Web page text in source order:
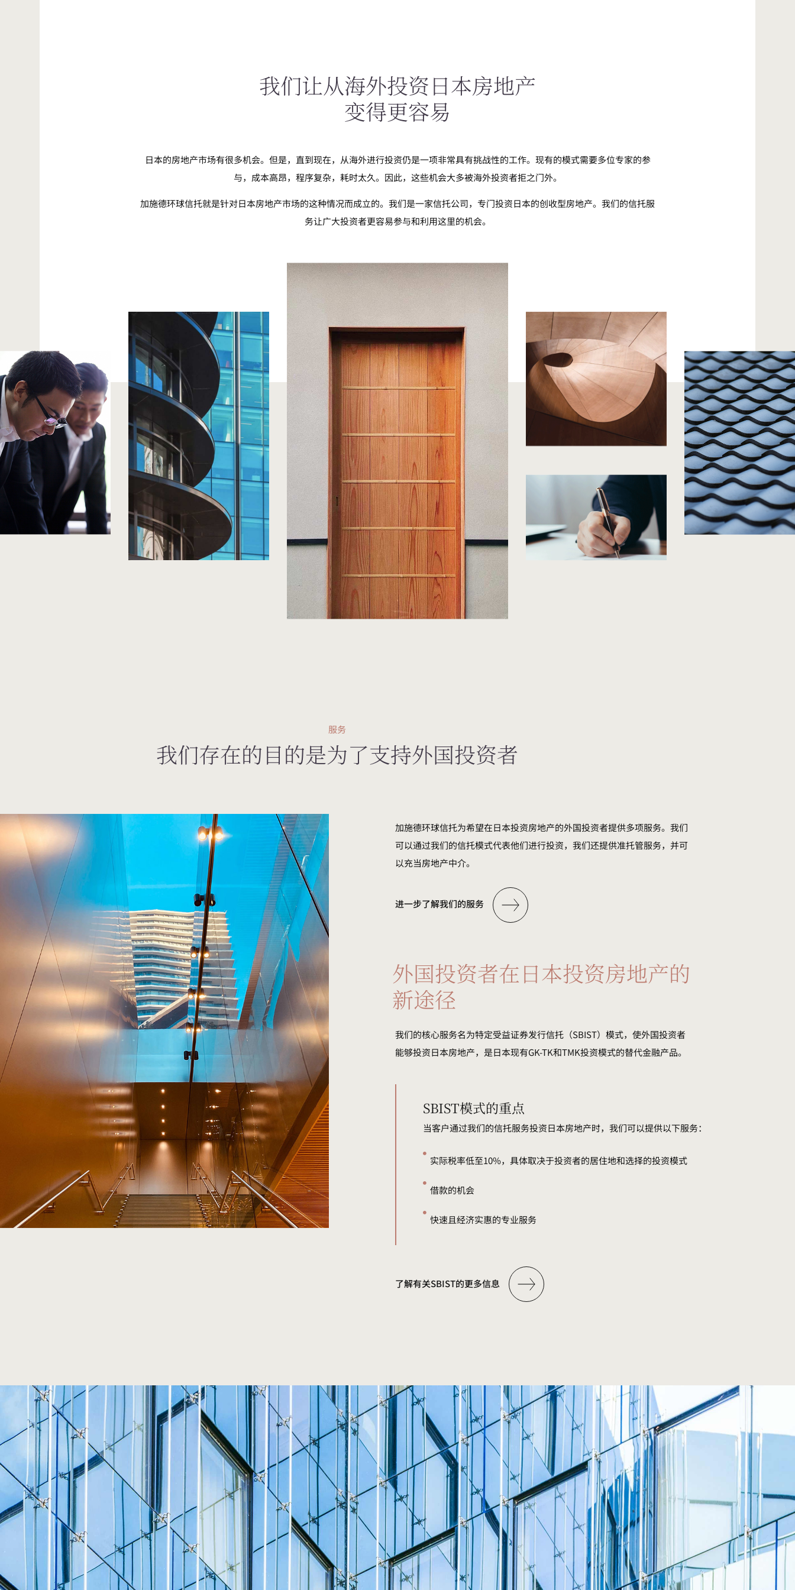
我们让从海外投资日本房地产
变得更容易
日本的房地产市场有很多机会。但是，直到现在，从海外进行投资仍是一项非常具有挑战性的工作。现有的模式需要多位专家的参
与，成本高昂，程序复杂，耗时太久。因此，这些机会大多被海外投资者拒之门外。
加施德环球信托就是针对日本房地产市场的这种情况而成立的。我们是一家信托公司，专门投资日本的创收型房地产。我们的信托服
务让广大投资者更容易参与和利用这里的机会。
服务
我们存在的目的是为了支持外国投资者
加施德环球信托为希望在日本投资房地产的外国投资者提供多项服务。我们
可以通过我们的信托模式代表他们进行投资，我们还提供准托管服务，并可
以充当房地产中介。
进一步了解我们的服务
外国投资者在日本投资房地产的
新途径
我们的核心服务名为特定受益证券发行信托（SBIST）模式，使外国投资者
能够投资日本房地产，是日本现有GK-TK和TMK投资模式的替代金融产品。
SBIST模式的重点
当客户通过我们的信托服务投资日本房地产时，我们可以提供以下服务：
实际税率低至10%，具体取决于投资者的居住地和选择的投资模式
借款的机会
快速且经济实惠的专业服务
了解有关SBIST的更多信息